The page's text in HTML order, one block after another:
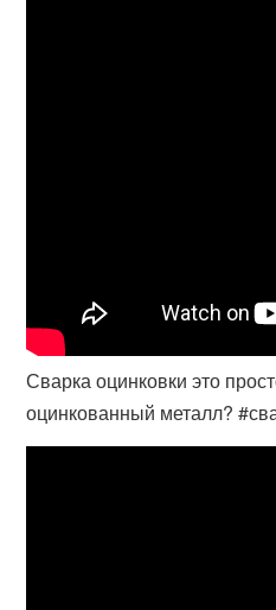
Сварка оцинковки это
оцинкованный металл?